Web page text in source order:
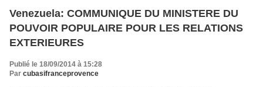
Venezuela: COMMUNIQUE DU MINISTERE DU
POUVOIR POPULAIRE POUR LES RELATIONS
EXTERIEURES
Publié le 18/09/2014 à 15:28
Par cubasifranceprovence